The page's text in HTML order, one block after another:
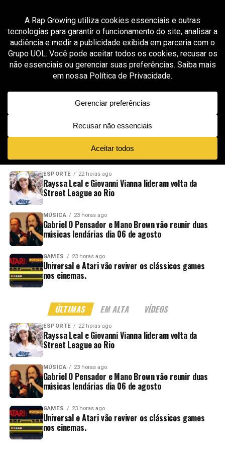
All posts tagged "artista internacional groover"
GROOVER X RAP GROWING 5 meses ago
Cameron Dallas aposta no pop emocional em
“Sinking” e mostra maturidade na construção
sonora
NOVIDADES EM ALTA VÍDEOS
ESPORTE 22 horas ago
Rayssa Leal e Giovanni Vianna lideram volta da
Street League ao Rio
MÚSICA 23 horas ago
Gabriel O Pensador e Mano Brown vão reunir duas
músicas lendárias dia 06 de agosto
GAMES 23 horas ago
Universal e Atari vão reviver os clássicos games
nos cinemas.
ÚLTIMAS EM ALTA VÍDEOS
ESPORTE 22 horas ago
Rayssa Leal e Giovanni Vianna lideram volta da
Street League ao Rio
MÚSICA 23 horas ago
Gabriel O Pensador e Mano Brown vão reunir duas
músicas lendárias dia 06 de agosto
GAMES 23 horas ago
Universal e Atari vão reviver os clássicos games
nos cinemas.